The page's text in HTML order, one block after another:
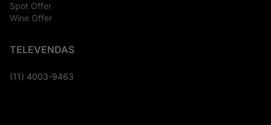
Spot Offer
Wine Offer
TELEVENDAS
(11) 4003-9463